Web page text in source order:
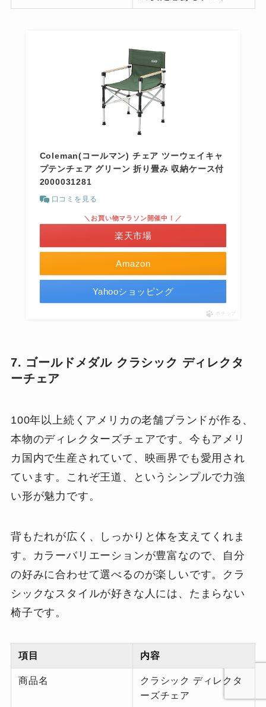
Coleman(コールマン) チェア ツーウェイキャ
プテンチェア グリーン 折り畳み 収納ケース付
2000031281
口コミを見る
Amazon
＼お買い物マラソン開催中！／
楽天市場
Yahooショッピング
ポチップ
7. ゴールドメダル クラシック ディレクタ
ーチェア
100年以上続くアメリカの老舗ブランドが作る、
本物のディレクターズチェアです。今もアメリ
カ国内で生産されていて、映画界でも愛用され
ています。これぞ王道、というシンプルで力強
い形が魅力です。
背もたれが広く、しっかりと体を支えてくれま
す。カラーバリエーションが豊富なので、自分
の好みに合わせて選べるのが楽しいです。クラ
シックなスタイルが好きな人には、たまらない
椅子です。
項目 内容
商品名
クラシック ディレクタ
ーズチェア